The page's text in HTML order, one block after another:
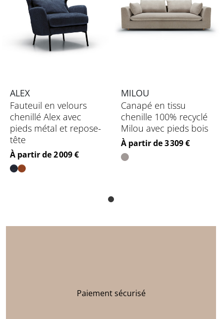
ALEX
Fauteuil en velours
chenillé Alex avec
pieds métal et repose-
tête
Prix
À partir de 2 009 €
MILOU
Canapé en tissu
chenille 100% recyclé
Milou avec pieds bois
Prix
À partir de 3 309 €
Paiement sécurisé